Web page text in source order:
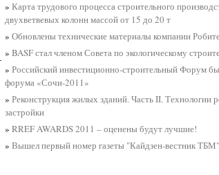
» Карта трудового процесса строительного
двухветвевых колонн массой от 15 до 20 т
» Обновлены технические материалы компании
» BASF стал членом Совета по экологическому
» Российский инвестиционно-строительный Форум
форума «Сочи-2011»
» Реконструкция жилых зданий. Часть II. Технологии
застройки
» RREF AWARDS 2011 – оценены будут лучшие!
» Вышел первый номер газеты "Кайдзен-вестник